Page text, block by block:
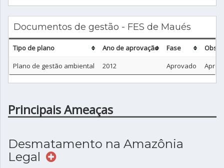
Documentos de gestão - FES de Maués
Tipo de plano Ano de aprovação Fase
Plano de gestão ambiental
2012 Aprovado
Principais Ameaças
Desmatamento na Amazônia
Legal